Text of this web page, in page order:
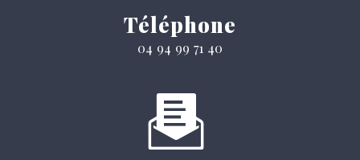
Téléphone
04 94 99 71 40